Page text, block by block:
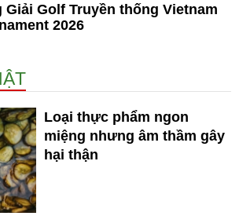
Giải Golf Truyền thống Vietnam
2026
Loại thực phẩm ngon
miệng nhưng âm thầm gây
hại thận